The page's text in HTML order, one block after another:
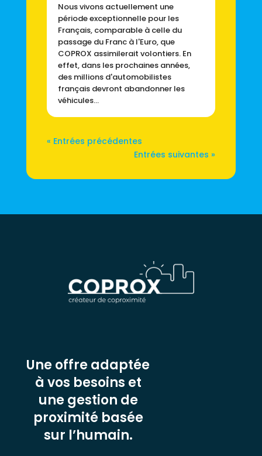
Nous vivons actuellement une
période exceptionnelle pour les
Français, comparable à celle du
passage du Franc à l'Euro, que
COPROX assimilerait volontiers. En
effet, dans les prochaines années,
des millions d'automobilistes
français devront abandonner les
véhicules...
« Entrées précédentes
Entrées suivantes »
Une offre adaptée
à vos besoins et
une gestion de
proximité basée
sur l’humain.